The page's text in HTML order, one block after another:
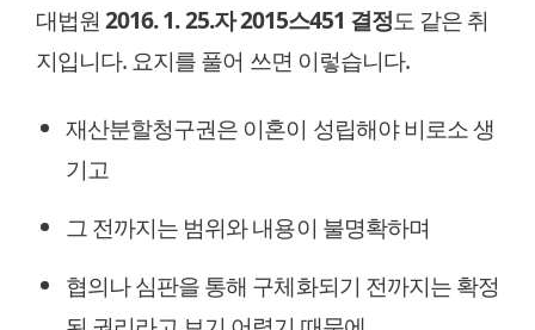
대법원2016. 1. 25.자 2015스451 결정도 같은 취
지입니다. 요지를 풀어 쓰면 이렇습니다.
재산분할청구권은 이혼이 성립해야 비로소 생
기고
그 전까지는 범위와 내용이 불명확하며
협의나 심판을 통해 구체화되기 전까지는 확정